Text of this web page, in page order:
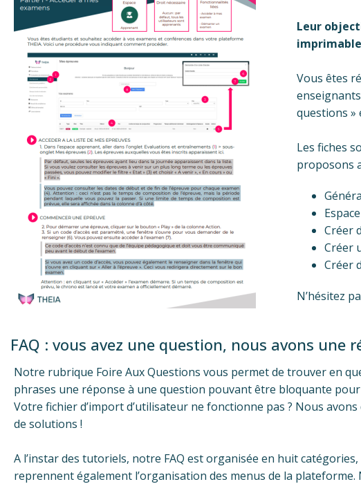
Leur
Vous êtes
questions »
Les fiches
proposons
Créer
Créer
Créer
N’hésitez
FAQ : vous avez une question, nous avons une
Notre rubrique Foire Aux Questions vous permet de trouver en
phrases une réponse à une question pouvant être bloquante pour
Votre fichier d’import d’utilisateur ne fonctionne pas ? Nous avons
de solutions !
A l’instar des tutoriels, notre FAQ est organisée en huit catégories,
reprennent également l’organisation des menus de la plateforme.